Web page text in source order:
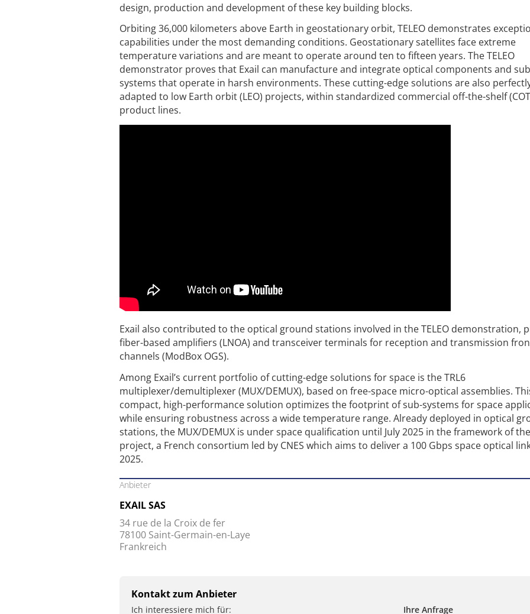
design, production and development of these key building blocks.
Orbiting 36,000 kilometers above Earth in geostationary orbit, TELEO demonstrates
capabilities under the most demanding conditions. Geostationary satellites face extreme
temperature variations and are meant to operate around ten to fifteen years. The TELEO
demonstrator proves that Exail can manufacture and integrate optical components and
systems that operate in harsh environments. These cutting-edge solutions are also
adapted to low Earth orbit (LEO) projects, within standardized commercial off-the-shelf
product lines.
Exail also contributed to the optical ground stations involved in the TELEO demonstration,
fiber-based amplifiers (LNOA) and transceiver terminals for reception and transmission
channels (ModBox OGS).
Among Exail’s current portfolio of cutting-edge solutions for space is the TRL6
multiplexer/demultiplexer (MUX/DEMUX), based on free-space micro-optical assemblies.
compact, high-performance solution optimizes the footprint of sub-systems for space
while ensuring robustness across a wide temperature range. Already deployed in optical
stations, the MUX/DEMUX is under space qualification until July 2025 in the framework of the
project, a French consortium led by CNES which aims to deliver a 100 Gbps space optical
2025.
Anbieter
EXAIL SAS
34 rue de la Croix de fer
78100 Saint-Germain-en-Laye
Frankreich
Kontakt zum Anbieter
Ich interessiere mich für:
Ihre Anfrage